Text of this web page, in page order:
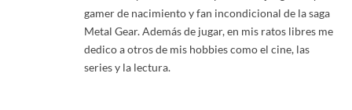
gamer de nacimiento y fan incondicional de la saga
Metal Gear. Además de jugar, en mis ratos libres me
dedico a otros de mis hobbies como el cine, las
series y la lectura.